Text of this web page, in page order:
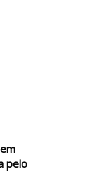
pelo